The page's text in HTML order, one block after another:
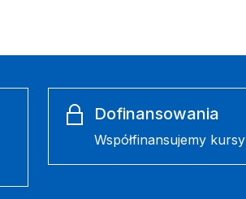
Dofinansowania
Współfinansujemy kursy